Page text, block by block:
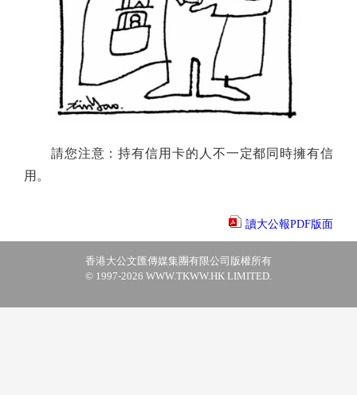
請您注意：持有信用卡的人不一定都同時擁有信
用。
讀大公報PDF版面
香港大公文匯傳媒集團有限公司版權所有
© 1997-2026 WWW.TKWW.HK LIMITED.